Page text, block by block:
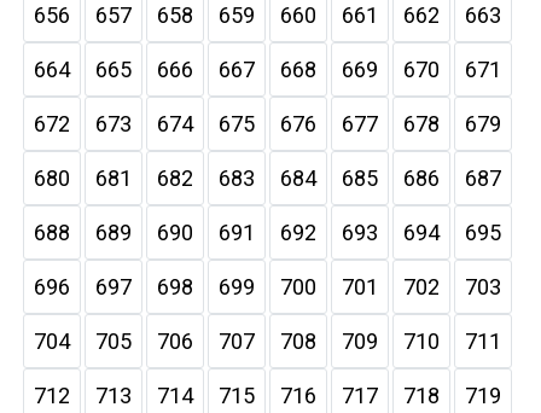
656 657 658 659 660 661 662 663
664 665 666 667 668 669 670 671
672 673 674 675 676 677 678 679
680 681 682 683 684 685 686 687
688 689 690 691 692 693 694 695
696 697 698 699 700 701 702 703
704 705 706 707 708 709 710 711
712 713 714 715 716 717 718 719